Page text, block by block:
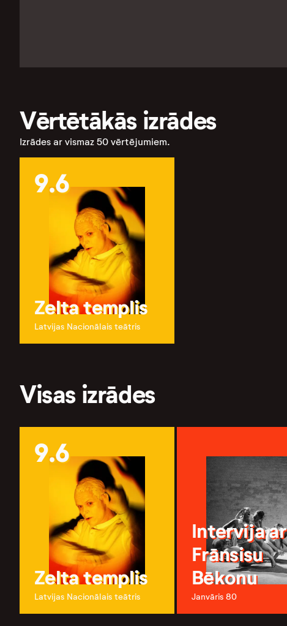
Vērtētākās izrādes
Izrādes ar vismaz 50 vērtējumiem.
9.6
Zelta templis
Latvijas Nacionālais teātris
Visas izrādes
9.6
Zelta templis
Latvijas Nacionālais teātris
Intervija ar
Frānsisu
Bēkonu
Janvāris 80